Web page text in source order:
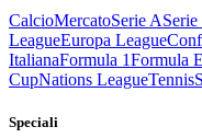
CalcioMercatoSerie ASerie
LeagueEuropa League
ItalianaFormula 1Formula E
CupNations LeagueTennis
Speciali